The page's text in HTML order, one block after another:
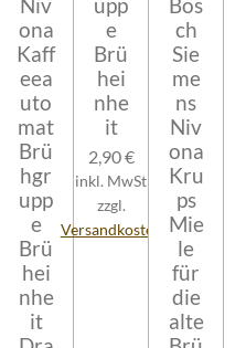
ona
Kaff
eea
uto
mat
Brü
hgr
upp
e
Brü
hei
nhe
it
e
Brü
hei
nhe
it
2,90 €
inkl. MwSt
zzgl.
Versandkosten
ch
Sie
me
ns
Niv
ona
Kru
ps
Mie
le
für
die
alte